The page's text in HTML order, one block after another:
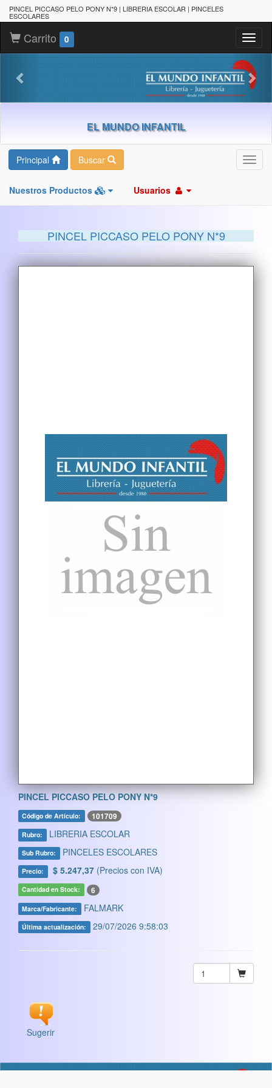
PINCEL PICCASO PELO PONY N*9 | LIBRERIA ESCOLAR | PINCELES
ESCOLARES
Carrito 0
EL MUNDO INFANTIL
Principal Buscar
Nuestros Productos Usuarios
PINCEL PICCASO PELO PONY N*9
PINCEL PICCASO PELO PONY N*9
Código de Artículo: 101709
Rubro: LIBRERIA ESCOLAR
Sub Rubro: PINCELES ESCOLARES
Precio: $ 5.247,37 (Precios con IVA)
Cantidad en Stock: 6
Marca/Fabricante: FALMARK
Última actualización: 29/07/2026 9:58:03
Sugerir